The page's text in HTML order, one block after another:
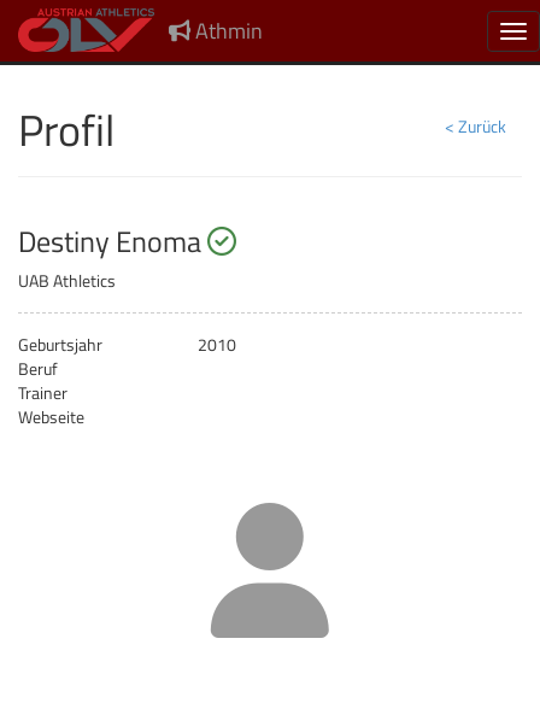
Athmin
< Zurück
Profil
Destiny Enoma startberechtigt
UAB Athletics
Geburtsjahr
2010
Beruf
Trainer
Webseite